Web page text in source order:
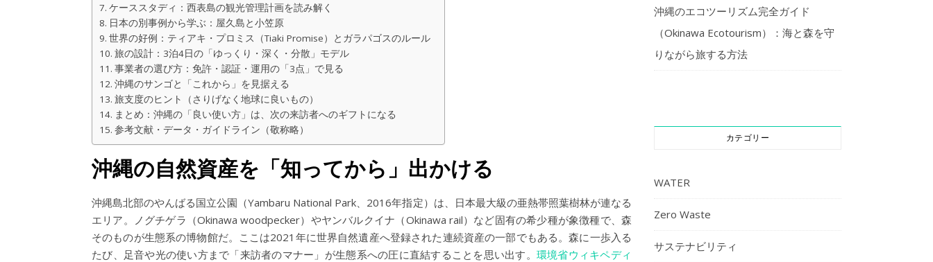
ケーススタディ：西表島の観光管理計画を読み解く
日本の別事例から学ぶ：屋久島と小笠原
世界の好例：ティアキ・プロミス（Tiaki Promise）とガラパゴスのルール
旅の設計：3泊4日の「ゆっくり・深く・分散」モデル
事業者の選び方：免許・認証・運用の「3点」で見る
沖縄のサンゴと「これから」を見据える
旅支度のヒント（さりげなく地球に良いもの）
まとめ：沖縄の「良い使い方」は、次の来訪者へのギフトになる
参考文献・データ・ガイドライン（敬称略）
沖縄の自然資産を「知ってから」出かける
沖縄島北部のやんばる国立公園（Yambaru National Park、2016年指定）は、日本最大級の亜熱帯照葉樹林が連なる
エリア。ノグチゲラ（Okinawa woodpecker）やヤンバルクイナ（Okinawa rail）など固有の希少種が象徴種で、森
そのものが生態系の博物館だ。ここは2021年に世界自然遺産へ登録された連続資産の一部でもある。森に一歩入る
たび、足音や光の使い方まで「来訪者のマナー」が生態系への圧に直結することを思い出す。 環境省ウィキペディ
沖縄のエコツーリズム完全ガイド
（Okinawa Ecotourism）：海と森を守
りながら旅する方法
カテゴリー
WATER
Zero Waste
サステナビリティ